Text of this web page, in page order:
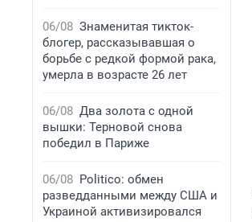
06/08 Знаменитая тикток-
блогер, рассказывавшая о
борьбе с редкой формой рака,
умерла в возрасте 26 лет
06/08 Два золота с одной
вышки: Терновой снова
победил в Париже
06/08 Politico: обмен
разведданными между США и
Украиной активизировался